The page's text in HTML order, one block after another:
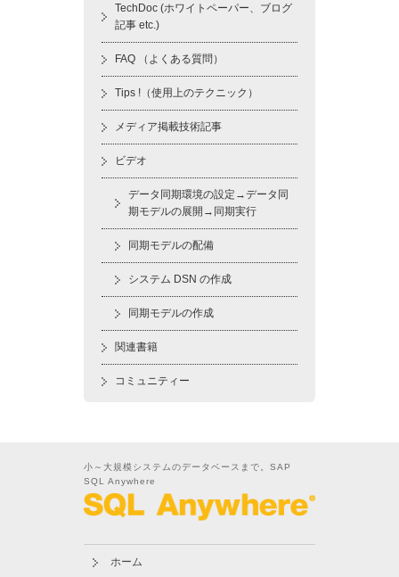
TechDoc (ホワイトペーパー、ブログ
記事 etc.)
FAQ （よくある質問）
Tips !（使用上のテクニック）
メディア掲載技術記事
ビデオ
データ同期環境の設定→データ同
期モデルの展開→同期実行
同期モデルの配備
システム DSN の作成
同期モデルの作成
関連書籍
コミュニティー
小～大規模システムのデータベースまで。SAP
SQL Anywhere
ホーム